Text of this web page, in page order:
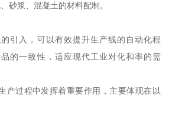
砂浆、混凝土的材料配制。
引入，可以有效提升生产线的自动化程
的一致性，适应现代工业对化和率的需
产过程中发挥着重要作用，主要体现在以